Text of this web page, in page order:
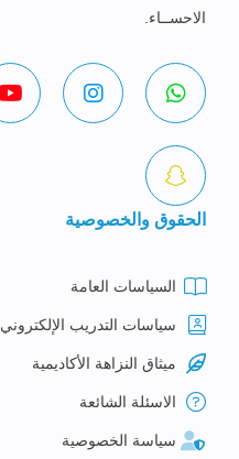
الاحســاء.
الحقوق والخصوصية
السياسات العامة
سياسات التدريب الإلكتروني
ميثاق النزاهة الأكاديمية
الاسئلة الشائعة
سياسة الخصوصية